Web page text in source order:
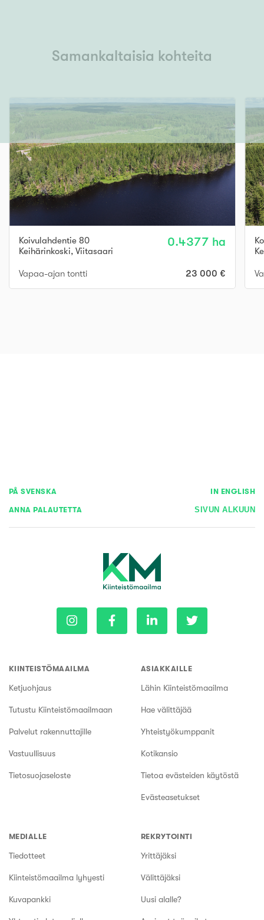
Samankaltaisia kohteita
Koivulahdentie 80
Keihärinkoski, Viitasaari
0.4377 ha
Vapaa-ajan tontti 23 000 €
PÅ SVENSKA IN ENGLISH
ANNA PALAUTETTA SIVUN ALKUUN
KIINTEISTÖMAAILMA
Ketjuohjaus
Tutustu Kiinteistömaailmaan
Palvelut rakennuttajille
Vastuullisuus
Tietosuojaseloste
ASIAKKAILLE
Lähin Kiinteistömaailma
Hae välittäjää
Yhteistyökumppanit
Kotikansio
Tietoa evästeiden käytöstä
Evästeasetukset
MEDIALLE
Tiedotteet
Kiinteistömaailma lyhyesti
Kuvapankki
REKRYTOINTI
Yrittäjäksi
Välittäjäksi
Uusi alalle?